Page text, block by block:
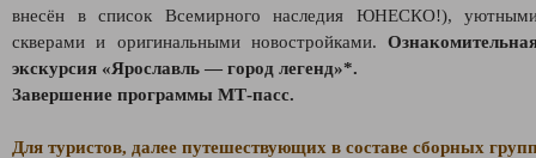
внесён в список Всемирного наследия ЮНЕСКО!),
скверами и оригинальными новостройками.
экскурсия «Ярославль — город легенд»*.
Завершение программы МТ-пасс.
Для туристов, далее путешествующих в составе сборных